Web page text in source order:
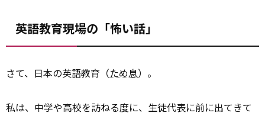
英語教育現場の「怖い話」
さて、日本の英語教育（ため息）。
私は、中学や高校を訪ねる度に、生徒代表に前に出てきて